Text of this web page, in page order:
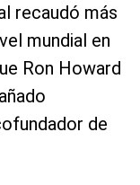
recaudó más
mundial en
Ron Howard
de